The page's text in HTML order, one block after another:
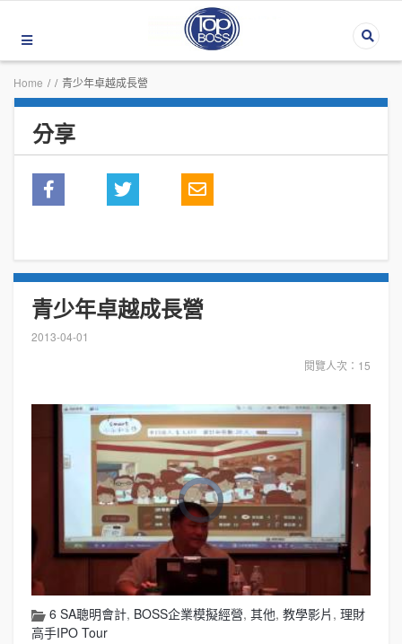
Home / / 青少年卓越成長營
分享
青少年卓越成長營
2013-04-01
閱覽人次：15
6 SA聰明會計, BOSS企業模擬經營, 其他, 教學影片 , 理財
高手IPO Tour